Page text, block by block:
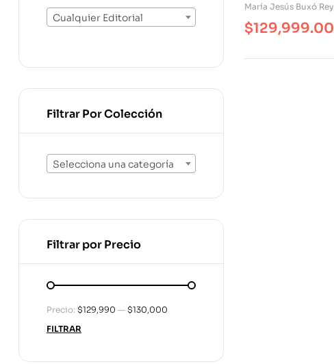
María Jesús Buxó Rey
$129,999.00
Cualquier Editorial
Filtrar Por Colección
Selecciona una categoría
Filtrar por Precio
FILTRAR
Precio: $129,990 — $130,000